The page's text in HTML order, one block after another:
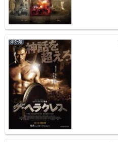
未分類